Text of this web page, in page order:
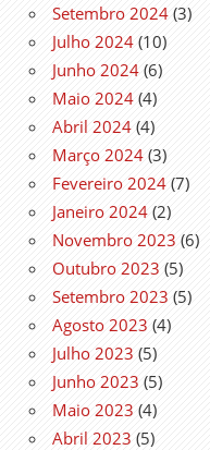
Setembro 2024 (3)
Julho 2024 (10)
Junho 2024 (6)
Maio 2024 (4)
Abril 2024 (4)
Março 2024 (3)
Fevereiro 2024 (7)
Janeiro 2024 (2)
Novembro 2023 (6)
Outubro 2023 (5)
Setembro 2023 (5)
Agosto 2023 (4)
Julho 2023 (5)
Junho 2023 (5)
Maio 2023 (4)
Abril 2023 (5)